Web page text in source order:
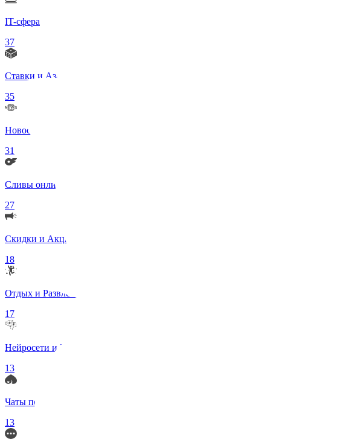
IT-сфера
37
Ставки и Азартные игры
35
Новости в мире
31
Сливы онлифанс моделей 18+
27
Скидки и Акции
18
Отдых и Развлечения
17
Нейросети и ИИ
13
Чаты по интересам
13